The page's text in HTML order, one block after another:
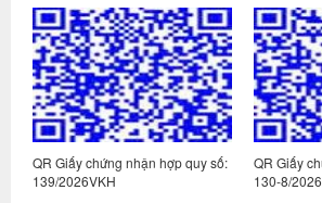
QR Giấy chứng nhận hợp quy số:
139/2026VKH
QR Giấy
130-8/